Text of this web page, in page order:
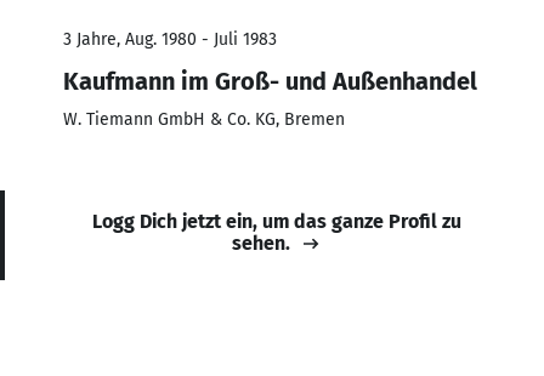
3 Jahre, Aug. 1980 - Juli 1983
Kaufmann im Groß- und Außenhandel
W. Tiemann GmbH & Co. KG, Bremen
Logg Dich jetzt ein, um das ganze Profil zu
sehen.